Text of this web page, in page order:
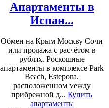
Апартаменты в
Испан...
Обмен на Крым Москву Сочи
или продажа с расчётом в
рублях. Роскошные
апартаменты в комплексе Park
Beach, Estepona,
расположенном между
прибрежной д... Купить
апартаменты